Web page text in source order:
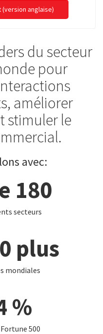
anglaise)
du secteur
pour
améliorer
stimuler le
avec:
180
secteurs
plus
mondiales
%
500